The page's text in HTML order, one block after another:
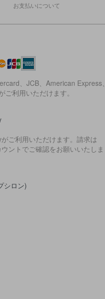
お支払いについて
、JCB、American Express、
ご利用いただけます。
ご利用いただけます。請求は
ントでご確認をお願いいたしま
シロン)